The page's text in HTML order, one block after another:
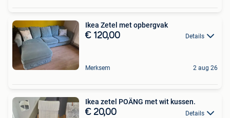
Ikea Zetel met opbergvak
€ 120,00 Details
Merksem 2 aug 26
Ikea zetel POÄNG met wit kussen.
€ 20,00 Details